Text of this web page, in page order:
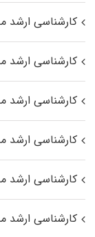
کارشناسی ارشد
کارشناسی ارشد
کارشناسی ارشد
کارشناسی ارشد
کارشناسی ارشد
کارشناسی ارشد